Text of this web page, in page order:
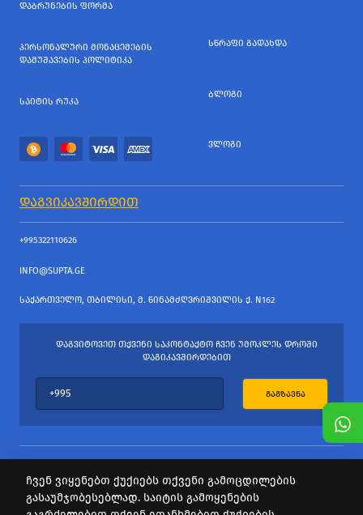
ᲓᲐᲑᲠᲣᲜᲔᲑᲘᲡ ᲤᲝᲠᲛᲐ
ᲞᲔᲠᲡᲝᲜᲐᲚᲣᲠᲘ ᲛᲝᲜᲐᲪᲔᲛᲔᲑᲘᲡ
ᲓᲐᲛᲣᲨᲐᲕᲔᲑᲘᲡ ᲞᲝᲚᲘᲢᲘᲙᲐ
ᲡᲐᲘᲢᲘᲡ ᲠᲣᲙᲐ
ᲡᲬᲠᲐᲤᲘ ᲒᲐᲓᲐᲮᲓᲐ
ᲑᲚᲝᲒᲘ
ᲕᲚᲝᲒᲘ
ᲓᲐᲒᲕᲘᲙᲐᲕᲨᲘᲠᲓᲘᲗ
+995322110626
INFO@SUPTA.GE
ᲡᲐᲥᲐᲠᲗᲕᲔᲚᲝ, ᲗᲑᲘᲚᲘᲡᲘ, Მ. ᲬᲘᲜᲐᲛᲫᲦᲕᲠᲘᲨᲕᲘᲚᲘᲡ Ქ. N162
ᲓᲐᲒᲕᲘᲢᲝᲕᲔᲗ ᲗᲥᲕᲔᲜᲘ ᲡᲐᲙᲝᲜᲢᲐᲥᲢᲝ ᲩᲕᲔᲜ ᲣᲛᲝᲙᲚᲔᲡ ᲓᲠᲝᲨᲘ
ᲓᲐᲒᲘᲙᲐᲕᲨᲘᲠᲓᲔᲑᲘᲗ
ᲒᲐᲒᲖᲐᲕᲜᲐ
ყველა უფლება დაცულია
ჩვენ ვიყენებთ ქუქიებს თქვენი გამოცდილების
გასაუმჯობესებლად. საიტის გამოყენების